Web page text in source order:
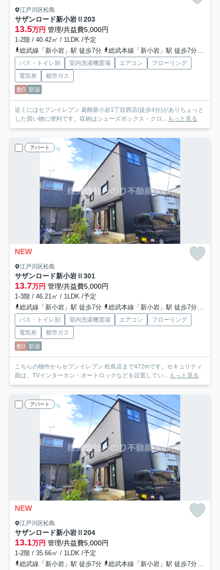
江戸川区松島
サザンロード新小岩Ⅱ 203
13.5万円 管理/共益費5,000円
1-2階 / 40.42㎡ / 1LDK /予定
総武線「新小岩」駅 徒歩7分
総武本線「新小岩」駅 徒歩7分
バス・トイレ別 室内洗濯機置場 エアコン
フローリング
電気有
都市ガス
敷0 新築
近くにはセブンイレブン 葛飾新小岩1丁目西店(徒歩4分)がありちょっと
した買い物に便利です。収納はシューズボックス・クロ... もっと見る
アパート
NEW
江戸川区松島
サザンロード新小岩Ⅱ 301
13.7万円 管理/共益費5,000円
1-3階 / 46.21㎡ / 1LDK /予定
総武線「新小岩」駅 徒歩7分
総武本線「新小岩」駅 徒歩7分
バス・トイレ別 室内洗濯機置場 エアコン
フローリング
電気有
都市ガス
敷0 新築
こちらの物件からセブンイレブン 松島店まで472mです。セキュリティ
面は、TVインターホン・オートロックなどを設置してい... もっと見る
アパート
NEW
江戸川区松島
サザンロード新小岩Ⅱ 204
13.1万円 管理/共益費5,000円
1-2階 / 35.66㎡ / 1LDK /予定
総武線「新小岩」駅 徒歩7分
総武本線「新小岩」駅 徒歩7分